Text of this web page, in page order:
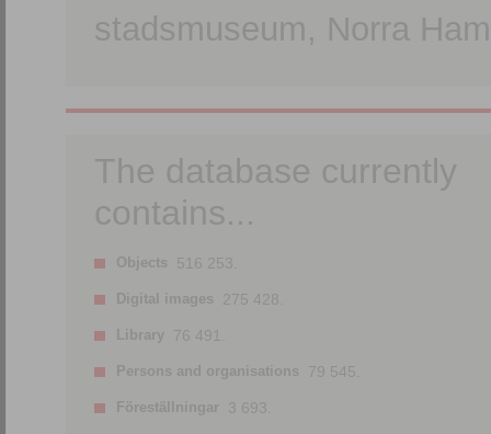
stadsmuseum, Norra
The database currently
contains...
Objects 516 253.
Digital images 275 428.
Library 76 491.
Persons and organisations 79 545.
Föreställningar 3 693.